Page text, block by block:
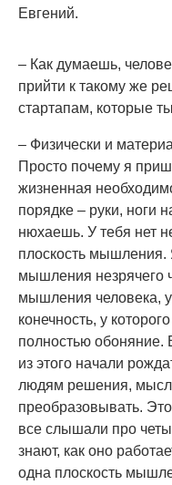
Евгений.
– Как думаешь,
прийти к такому же
стартапам, которые
– Физически и
Просто почему я
жизненная
порядке – руки, ноги
нюхаешь. У тебя нет
плоскость мышления.
мышления незрячего
мышления человека, у
конечность, у
полностью обоняние.
из этого начали
людям решения,
преобразовывать.
все слышали про
знают, как оно
одна плоскость